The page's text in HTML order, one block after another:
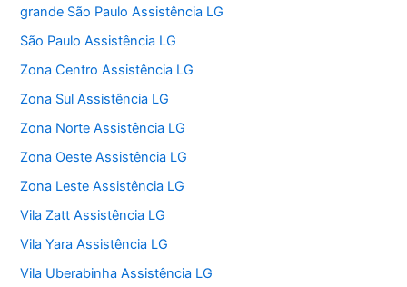
grande São Paulo Assistência LG
São Paulo Assistência LG
Zona Centro Assistência LG
Zona Sul Assistência LG
Zona Norte Assistência LG
Zona Oeste Assistência LG
Zona Leste Assistência LG
Vila Zatt Assistência LG
Vila Yara Assistência LG
Vila Uberabinha Assistência LG